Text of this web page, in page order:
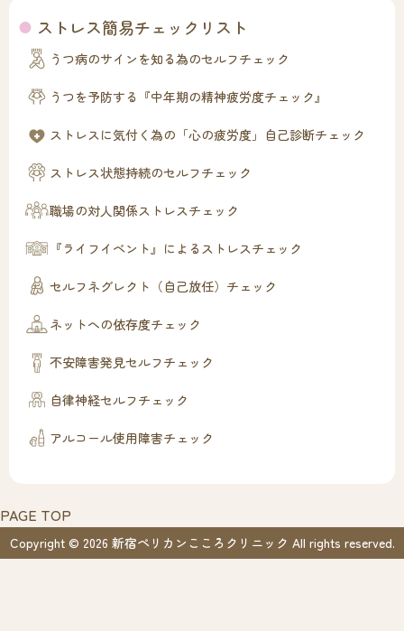
ストレス簡易チェックリスト
うつ病のサインを知る為のセルフチェック
うつを予防する『中年期の精神疲労度チェック』
ストレスに気付く為の「心の疲労度」自己診断チェック
ストレス状態持続のセルフチェック
職場の対人関係ストレスチェック
『ライフイベント』によるストレスチェック
セルフネグレクト（自己放任）チェック
ネットへの依存度チェック
不安障害発見セルフチェック
自律神経セルフチェック
アルコール使用障害チェック
PAGE TOP
Copyright © 2026 新宿ペリカンこころクリニック All rights reserved.